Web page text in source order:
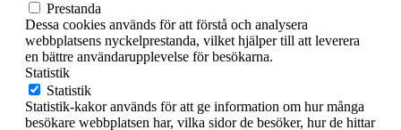
Prestanda
Dessa cookies används för att förstå och analysera
webbplatsens nyckelprestanda, vilket hjälper till att leverera
en bättre användarupplevelse för besökarna.
Statistik
Statistik
Statistik-kakor används för att ge information om hur många
besökare webbplatsen har, vilka sidor de besöker, hur de hittar